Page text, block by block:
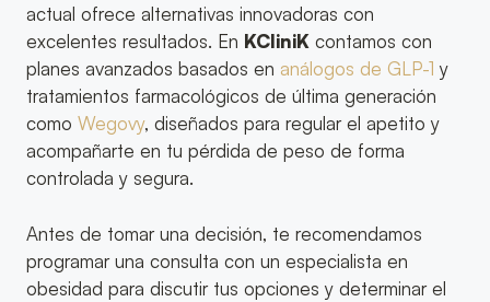
actual ofrece alternativas innovadoras con
excelentes resultados. En KCliniK contamos con
planes avanzados basados en análogos de GLP-1 y
tratamientos farmacológicos de última generación
como Wegovy, diseñados para regular el apetito y
acompañarte en tu pérdida de peso de forma
controlada y segura.
Antes de tomar una decisión, te recomendamos
programar una consulta con un especialista en
obesidad para discutir tus opciones y determinar el